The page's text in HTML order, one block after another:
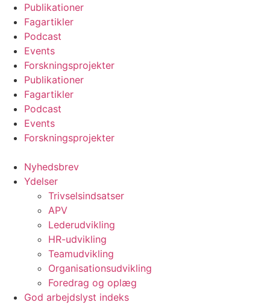
Videre
indhold
Publikationer
Fagartikler
Podcast
Events
Forskningsprojekter
Publikationer
Fagartikler
Podcast
Events
Forskningsprojekter
Nyhedsbrev
Ydelser
Trivselsindsatser
APV
Lederudvikling
HR-udvikling
Teamudvikling
Organisationsudvikling
Foredrag og oplæg
God arbejdslyst indeks